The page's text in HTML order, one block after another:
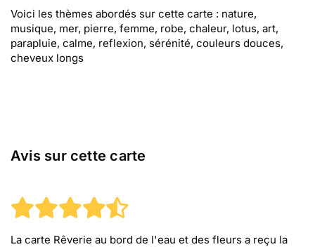
Voici les thèmes abordés sur cette carte : nature,
musique, mer, pierre, femme, robe, chaleur, lotus, art,
parapluie, calme, reflexion, sérénité, couleurs douces,
cheveux longs
Avis sur cette carte
La carte Rêverie au bord de l'eau et des fleurs a reçu la